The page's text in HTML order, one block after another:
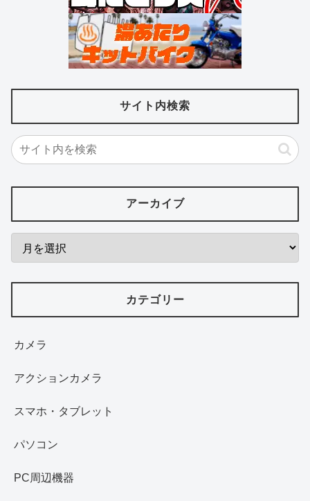
サイト内検索
アーカイブ
カテゴリー
カメラ
アクションカメラ
スマホ・タブレット
パソコン
PC周辺機器